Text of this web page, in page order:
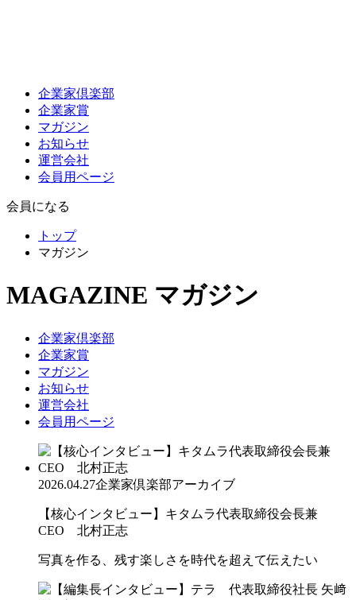
企業家倶楽部
企業家賞
マガジン
お知らせ
運営会社
会員用ページ
会員になる
トップ
マガジン
MAGAZINE マガジン
企業家倶楽部
企業家賞
マガジン
お知らせ
運営会社
会員用ページ
2026.04.27企業家倶楽部アーカイブ
【核心インタビュー】キタムラ代表取締役会長兼
CEO 北村正志
写真を作る、残す楽しさを時代を超えて伝えたい